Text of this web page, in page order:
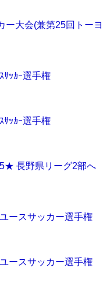
ー大会(兼第25回トーヨ
ｻｯｶｰ選手権
ｻｯｶｰ選手権
長野県リーグ2部へ
ースサッカー選手権
ースサッカー選手権